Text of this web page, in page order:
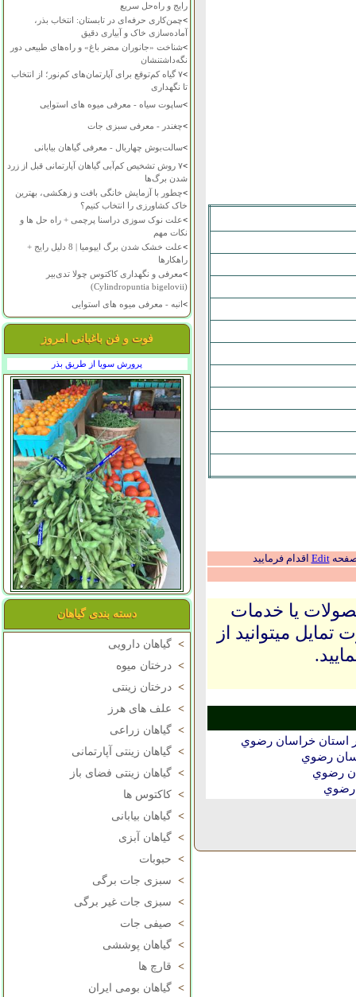
رایج و راه‌حل سریع
>چمن‌کاری حرفه‌ای در تابستان: انتخاب بذر،
آماده‌سازی خاک و آبیاری دقیق
>شناخت «جانوران مضر باغ» و راه‌های طبیعی دور
نگه‌داشتنشان
>
۷ گیاه کم‌توقع برای آپارتمان‌های کم‌نور؛ از انتخاب
تا نگهداری
>ساپوت سیاه - معرفی میوه های استوایی
>چغندر - معرفی سبزی جات
>سالت‌بوش چهاربال - معرفی گیاهان بیابانی
>
۷ روش تشخیص کم‌آبی گیاهان آپارتمانی قبل از زرد
شدن برگ‌ها
>چطور با آزمایش خانگی بافت و زهکشی، بهترین
خاک کشاورزی را انتخاب کنیم؟
>علت نوک سوزی دراسنا پرچمی + راه حل ها و
نکات مهم
>
علت خشک شدن برگ ایپومیا | 8 دلیل رایج +
راهکارها
>معرفی و نگهداری کاکتوس چولا تدی‌بیر
(Cylindropuntia bigelovii)
>انبه - معرفی میوه های استوایی
فوت و فن باغبانی امروز
پرورش سویا از طریق بذر
دسته بندی گیاهان
> گیاهان دارویی
> درختان میوه
> درختان زینتی
> علف های هرز
> گیاهان زراعی
> گیاهان زینتی آپارتمانی
> گیاهان زینتی فضای باز
> کاکتوس ها
> گیاهان بیابانی
> گیاهان آبزی
> حبوبات
> سبزی جات برگی
> سبزی جات غیر برگی
> صیفی جات
> گیاهان پوششی
> قارچ ها
> گیاهان بومی ایران
صفحهEdit اقدام فرمایید
یا خدمات
میتوانید از
استان خراسان رضوي
رضوي
رضوي
رضوي